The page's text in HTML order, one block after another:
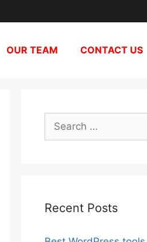
OUR TEAM CONTACT US
Recent Posts